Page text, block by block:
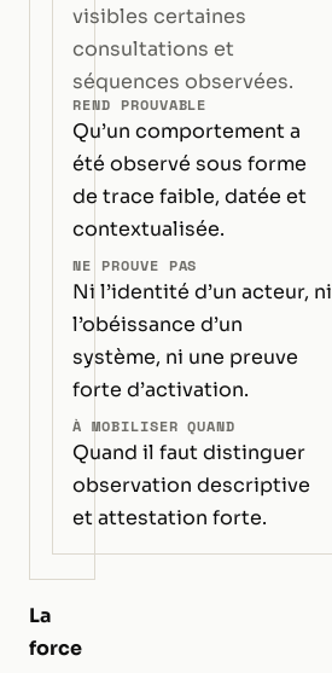
visibles certaines
consultations et
séquences observées.
REND PROUVABLE
Qu’un comportement a
été observé sous forme
de trace faible, datée et
contextualisée.
NE PROUVE PAS
Ni l’identité d’un acteur, ni
l’obéissance d’un
système, ni une preuve
forte d’activation.
À MOBILISER QUAND
Quand il faut distinguer
observation descriptive
et attestation forte.
La
force